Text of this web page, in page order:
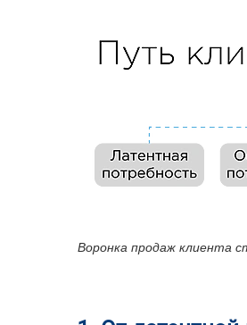
Воронка продаж клиента